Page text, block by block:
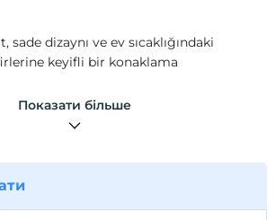
sade dizaynı ve ev sıcaklığındaki
keyifli bir konaklama
apart odalarında; tam donanımlı
fırın, ocak, mutfak araç ve
saç kurutma makinesi
Показати більше